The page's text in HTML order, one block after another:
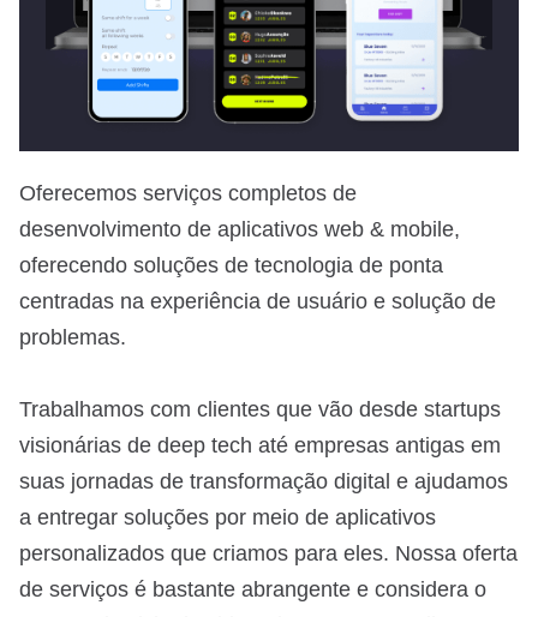
Oferecemos serviços completos de
desenvolvimento de aplicativos web & mobile,
oferecendo soluções de tecnologia de ponta
centradas na experiência de usuário e solução de
problemas.
Trabalhamos com clientes que vão desde startups
visionárias de deep tech até empresas antigas em
suas jornadas de transformação digital e ajudamos
a entregar soluções por meio de aplicativos
personalizados que criamos para eles. Nossa oferta
de serviços é bastante abrangente e considera o